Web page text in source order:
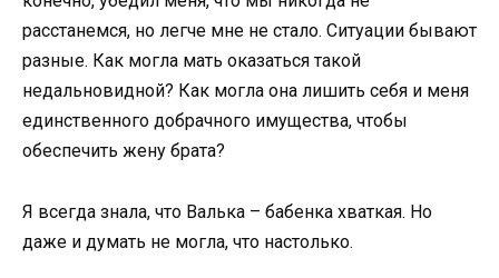
расстанемся, но легче мне не стало. Ситуации бывают
разные. Как могла мать оказаться такой
недальновидной? Как могла она лишить себя и меня
единственного добрачного имущества, чтобы
обеспечить жену брата?
Я всегда знала, что Валька – бабенка хваткая. Но
даже и думать не могла, что настолько.